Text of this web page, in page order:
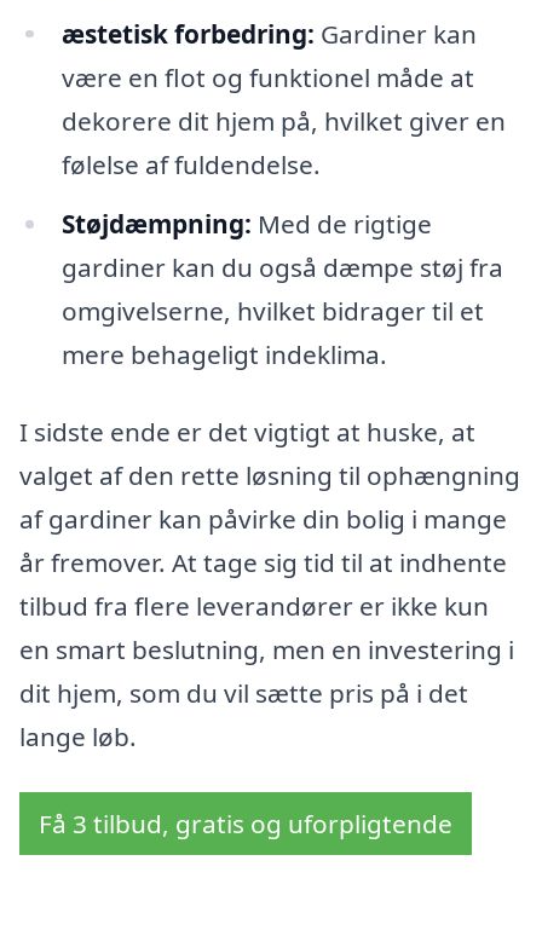
æstetisk forbedring: Gardiner kan
være en flot og funktionel måde at
dekorere dit hjem på, hvilket giver en
følelse af fuldendelse.
Støjdæmpning: Med de rigtige
gardiner kan du også dæmpe støj fra
omgivelserne, hvilket bidrager til et
mere behageligt indeklima.
I sidste ende er det vigtigt at huske, at
valget af den rette løsning til ophængning
af gardiner kan påvirke din bolig i mange
år fremover. At tage sig tid til at indhente
tilbud fra flere leverandører er ikke kun
en smart beslutning, men en investering i
dit hjem, som du vil sætte pris på i det
lange løb.
Få 3 tilbud, gratis og uforpligtende